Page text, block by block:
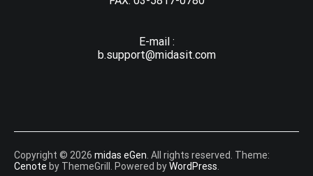
E-mail :
b.support@midasit.com
Copyright © 2026 midas eGen . All rights reserved. Theme:
Cenote by ThemeGrill. Powered byWordPress